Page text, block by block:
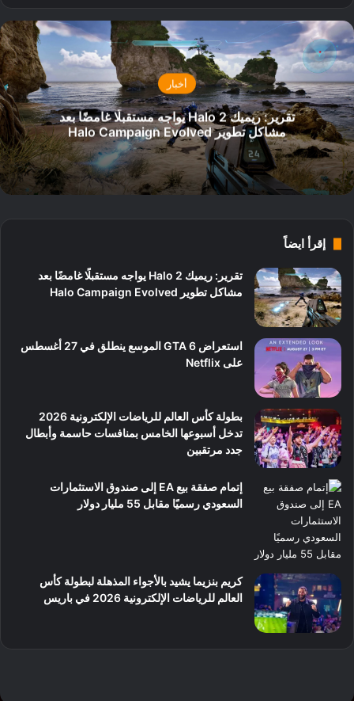
أخبار
تقرير: ريميك Halo 2 يواجه مستقبلًا غامضًا بعد
مشاكل تطوير Halo Campaign Evolved
إقرأ ايضاً
تقرير: ريميك Halo 2 يواجه مستقبلًا غامضًا بعد
مشاكل تطوير Halo Campaign Evolved
استعراض GTA 6 الموسع ينطلق في 27 أغسطس
على Netflix
بطولة كأس العالم للرياضات الإلكترونية 2026
تدخل أسبوعها الخامس بمنافسات حاسمة وأبطال
جدد مرتقبين
إتمام صفقة بيع EA إلى صندوق الاستثمارات
السعودي رسميًا مقابل 55 مليار دولار
كريم بنزيما يشيد بالأجواء المذهلة لبطولة كأس
العالم للرياضات الإلكترونية 2026 في باريس